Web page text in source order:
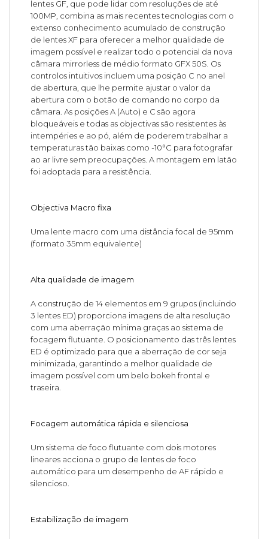
lentes GF, que pode lidar com resoluções de até
100MP, combina as mais recentes tecnologias com o
extenso conhecimento acumulado de construção
de lentes XF para oferecer a melhor qualidade de
imagem possível e realizar todo o potencial da nova
câmara mirrorless de médio formato GFX 50S. Os
controlos intuitivos incluem uma posição C no anel
de abertura, que lhe permite ajustar o valor da
abertura com o botão de comando no corpo da
câmara. As posições A (Auto) e C são agora
bloqueáveis e todas as objectivas são resistentes às
intempéries e ao pó, além de poderem trabalhar a
temperaturas tão baixas como -10°C para fotografar
ao ar livre sem preocupações. A montagem em latão
foi adoptada para a resistência.
Objectiva Macro fixa
Uma lente macro com uma distância focal de 95mm
(formato 35mm equivalente)
Alta qualidade de imagem
A construção de 14 elementos em 9 grupos (incluindo
3 lentes ED) proporciona imagens de alta resolução
com uma aberração mínima graças ao sistema de
focagem flutuante. O posicionamento das três lentes
ED é optimizado para que a aberração de cor seja
minimizada, garantindo a melhor qualidade de
imagem possível com um belo bokeh frontal e
traseira.
Focagem automática rápida e silenciosa
Um sistema de foco flutuante com dois motores
lineares acciona o grupo de lentes de foco
automático para um desempenho de AF rápido e
silencioso.
Estabilização de imagem